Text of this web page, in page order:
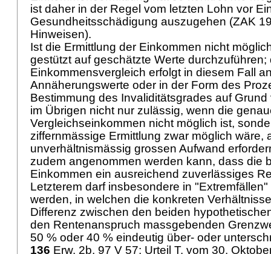
ist daher in der Regel vom letzten Lohn vor
Gesundheitsschädigung auszugehen (ZAK
Hinweisen).
Ist die Ermittlung der Einkommen nicht
gestützt auf geschätzte Werte durchzuführen;
Einkommensvergleich erfolgt in diesem Fall
Annäherungswerte oder in der Form des
Bestimmung des Invaliditätsgrades auf
im Übrigen nicht nur zulässig, wenn die
Vergleichseinkommen nicht möglich ist,
ziffernmässige Ermittlung zwar möglich wäre,
unverhältnismässig grossen Aufwand
zudem angenommen werden kann, dass die
Einkommen ein ausreichend zuverlässiges
Letzterem darf insbesondere in
werden, in welchen die konkreten
Differenz zwischen den beiden
den Rentenanspruch massgebenden
50 % oder 40 % eindeutig über- oder
136 Erw. 2b, 97 V 57; Urteil T. vom 30.